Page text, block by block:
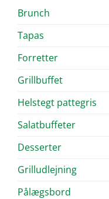
Brunch
Tapas
Forretter
Grillbuffet
Helstegt pattegris
Salatbuffeter
Desserter
Grilludlejning
Pålægsbord